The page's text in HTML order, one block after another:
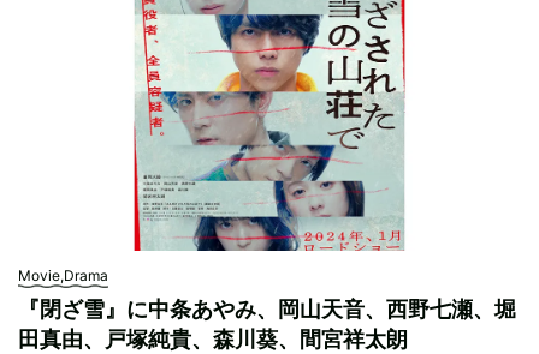
Movie,Drama
『閉ざ雪』に中条あやみ、岡山天音、西野七瀬、堀
田真由、戸塚純貴、森川葵、間宮祥太朗